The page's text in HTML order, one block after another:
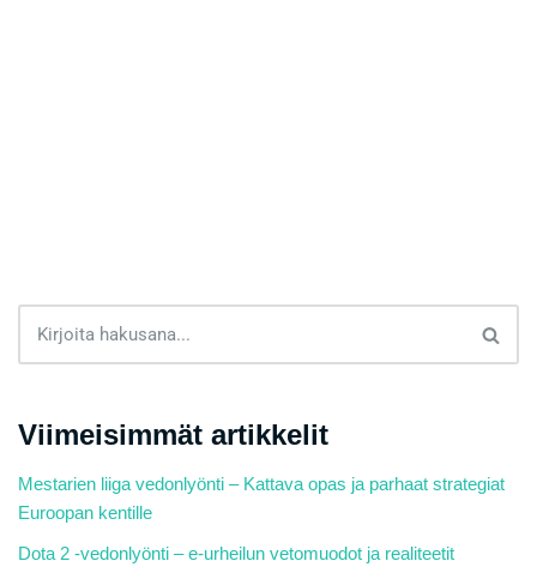
Viimeisimmät artikkelit
Mestarien liiga vedonlyönti – Kattava opas ja parhaat strategiat
Euroopan kentille
Dota 2 -vedonlyönti – e-urheilun vetomuodot ja realiteetit